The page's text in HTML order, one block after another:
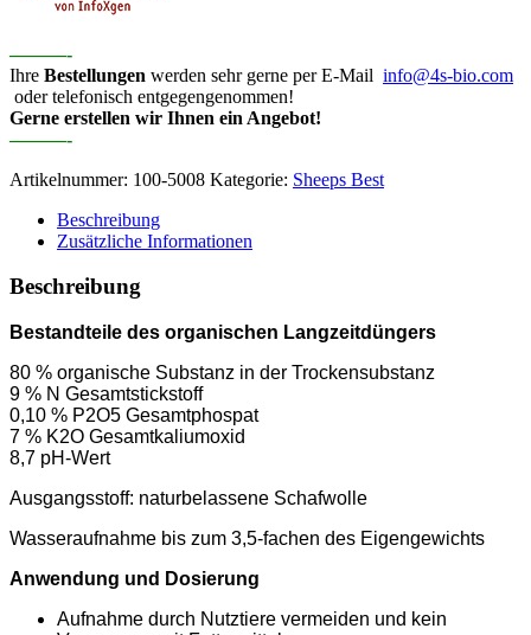
———-
Ihre Bestellungen werden sehr gerne per E-Mail info@4s-bio.com
oder telefonisch entgegengenommen!
Gerne erstellen wir Ihnen ein Angebot!
———-
Artikelnummer: 100-5008 Kategorie: Sheeps Best
Beschreibung
Zusätzliche Informationen
Beschreibung
Bestandteile des organischen Langzeitdüngers
80 % organische Substanz in der Trockensubstanz
9 % N Gesamtstickstoff
0,10 % P2O5 Gesamtphospat
7 % K2O Gesamtkaliumoxid
8,7 pH-Wert
Ausgangsstoff: naturbelassene Schafwolle
Wasseraufnahme bis zum 3,5-fachen des Eigengewichts
Anwendung und Dosierung
Aufnahme durch Nutztiere vermeiden und kein